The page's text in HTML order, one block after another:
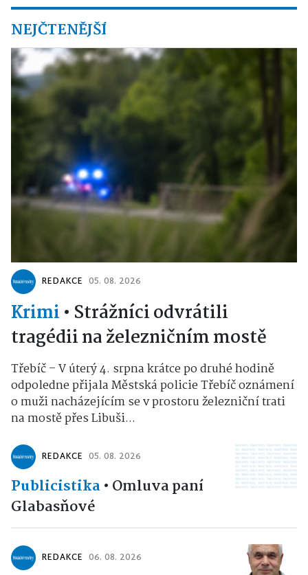
NEJČTENĚJŠÍ
REDAKCE 05. 08. 2026
Krimi • Strážníci odvrátili
tragédii na železničním mostě
Třebíč – V úterý 4. srpna krátce po druhé hodině
odpoledne přijala Městská policie Třebíč oznámení
o muži nacházejícím se v prostoru železniční trati
na mostě přes Libuši...
REDAKCE 05. 08. 2026
Publicistika• Omluva paní
Glabasňové
REDAKCE 06. 08. 2026